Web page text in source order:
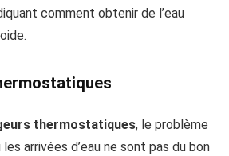
comment obtenir de l’eau
thermostatiques, le problème
arrivées d’eau ne sont pas du bon